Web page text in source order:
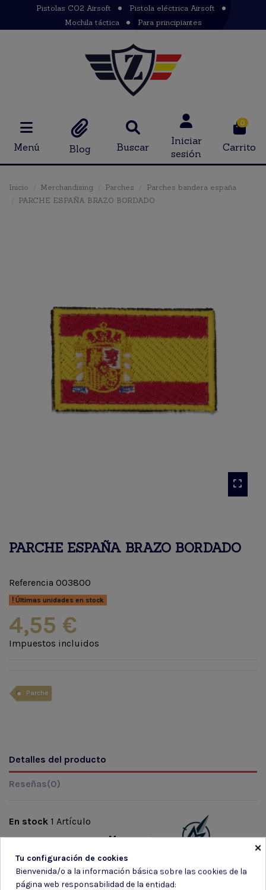
Pistolas CO2 Airsoft
Pistola eléctrica Airsoft
Mochila táctica
Para principiantes
Menú Blog Buscar
Iniciar
sesión
0
Carrito
Inicio Merchandising Parches
Parches bandera españa
PARCHE ESPAÑA BRAZO BORDADO
PARCHE ESPAÑA BRAZO BORDADO
Referencia 003800
Últimas unidades en stock
4,55 €
Impuestos incluidos
Parche
Detalles del producto
Reseñas(0)
Marca
En stock 1 Artículo
×
Tu configuración de cookies
Bienvenida/o a la información básica sobre las cookies de la
página web responsabilidad de la entidad: